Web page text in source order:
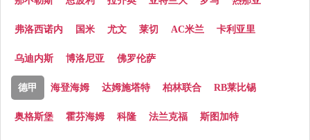
弗洛西诺内 国米 尤文 莱切 AC米兰 卡利亚里
乌迪内斯 博洛尼亚 佛罗伦萨
德甲 海登海姆 达姆施塔特 柏林联合 RB莱比锡
奥格斯堡 霍芬海姆 科隆 法兰克福 斯图加特